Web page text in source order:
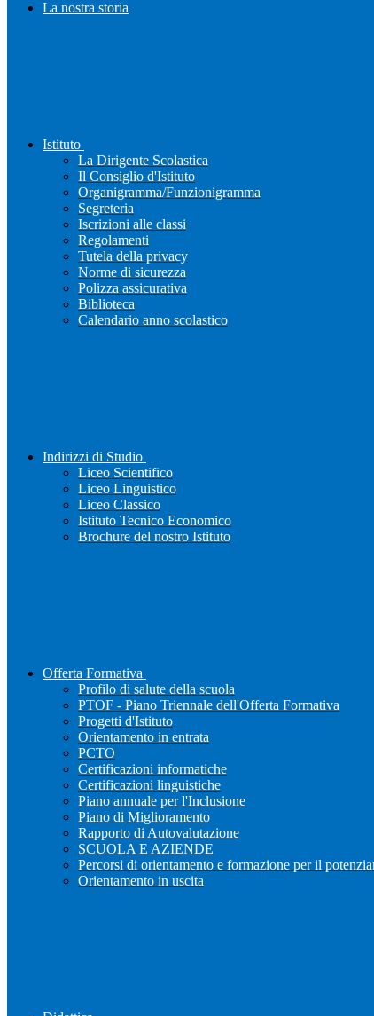
La nostra storia
Istituto
La Dirigente Scolastica
Il Consiglio d'Istituto
Organigramma/Funzionigramma
Segreteria
Iscrizioni alle classi
Regolamenti
Tutela della privacy
Norme di sicurezza
Polizza assicurativa
Biblioteca
Calendario anno scolastico
Indirizzi di Studio
Liceo Scientifico
Liceo Linguistico
Liceo Classico
Istituto Tecnico Economico
Brochure del nostro Istituto
Offerta Formativa
Profilo di salute della scuola
PTOF - Piano Triennale dell'Offerta Formativa
Progetti d'Istituto
Orientamento in entrata
PCTO
Certificazioni informatiche
Certificazioni linguistiche
Piano annuale per l'Inclusione
Piano di Miglioramento
Rapporto di Autovalutazione
SCUOLA E AZIENDE
Percorsi di orientamento e formazione per il
Orientamento in uscita